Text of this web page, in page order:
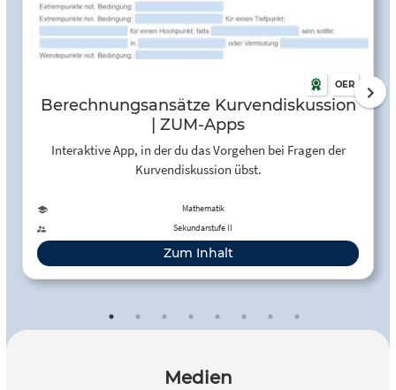
OER
Berechnungsansätze Kurvendiskussion
| ZUM-Apps
Interaktive App, in der du das Vorgehen bei Fragen der
Kurvendiskussion übst.
Mathematik
Sekundarstufe II
Zum Inhalt
Medien